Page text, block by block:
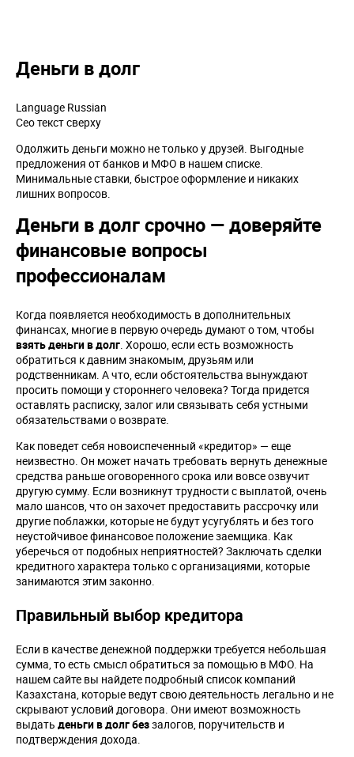
Деньги в долг
Language Russian
Сео текст сверху
Одолжить деньги можно не только у друзей. Выгодные
предложения от банков и МФО в нашем списке.
Минимальные ставки, быстрое оформление и никаких
лишних вопросов.
Деньги в долг срочно — доверяйте
финансовые вопросы
профессионалам
Когда появляется необходимость в дополнительных
финансах, многие в первую очередь думают о том, чтобы
взять деньги в долг. Хорошо, если есть возможность
обратиться к давним знакомым, друзьям или
родственникам. А что, если обстоятельства вынуждают
просить помощи у стороннего человека? Тогда придется
оставлять расписку, залог или связывать себя устными
обязательствами о возврате.
Как поведет себя новоиспеченный «кредитор» — еще
неизвестно. Он может начать требовать вернуть денежные
средства раньше оговоренного срока или вовсе озвучит
другую сумму. Если возникнут трудности с выплатой, очень
мало шансов, что он захочет предоставить рассрочку или
другие поблажки, которые не будут усугублять и без того
неустойчивое финансовое положение заемщика. Как
уберечься от подобных неприятностей? Заключать сделки
кредитного характера только с организациями, которые
занимаются этим законно.
Правильный выбор кредитора
Если в качестве денежной поддержки требуется небольшая
сумма, то есть смысл обратиться за помощью в МФО. На
нашем сайте вы найдете подробный список компаний
Казахстана, которые ведут свою деятельность легально и не
скрывают условий договора. Они имеют возможность
выдать деньги в долг беззалогов, поручительств и
подтверждения дохода.